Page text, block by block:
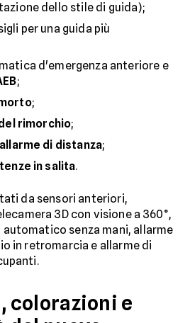
dello stile di guida);
per una guida più
d'emergenza anteriore e
;
;
rimorchio;
di distanza;
in salita.
da sensori anteriori,
3D con visione a 360°,
senza mani, allarme
in retromarcia e allarme di
colorazioni e